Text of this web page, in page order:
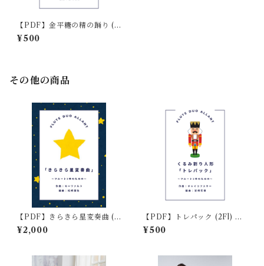
【PDF】金平糖の精の踊り (2
Fl) くるみ割り人形
¥500
その他の商品
【PDF】きらきら星変奏曲 (2
Fl) モーツァルト作曲 / 編曲:
松﨑国生
¥2,000
【PDF】トレパック (2Fl) く
るみ割り人形
¥500